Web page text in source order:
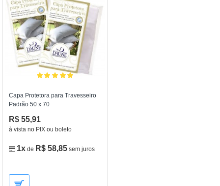
Capa Protetora para Travesseiro
Padrão 50 x 70
R$ 55,91
à vista no PIX ou boleto
1x de R$ 58,85 sem juros